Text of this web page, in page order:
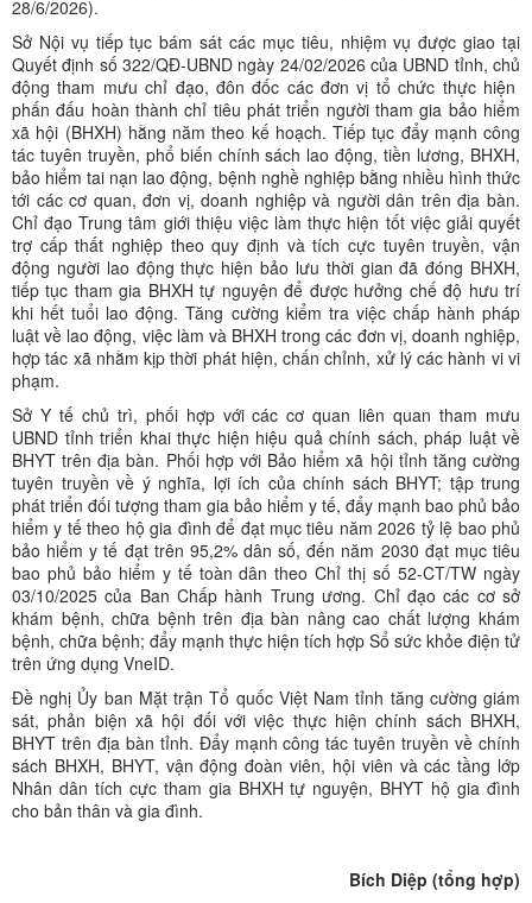
28/6/2026).
Sở Nội vụ tiếp tục bám sát các mục tiêu, nhiệm vụ được giao tại
Quyết định số 322/QĐ-UBND ngày 24/02/2026 của UBND tỉnh, chủ
động tham mưu chỉ đạo, đôn đốc các đơn vị tổ chức thực hiện
phấn đấu hoàn thành chỉ tiêu phát triển người tham gia bảo hiểm
xã hội (BHXH) hằng năm theo kế hoạch. Tiếp tục đẩy mạnh công
tác tuyên truyền, phổ biến chính sách lao động, tiền lương, BHXH,
bảo hiểm tai nạn lao động, bệnh nghề nghiệp bằng nhiều hình thức
tới các cơ quan, đơn vị, doanh nghiệp và người dân trên địa bàn.
Chỉ đạo Trung tâm giới thiệu việc làm thực hiện tốt việc giải quyết
trợ cấp thất nghiệp theo quy định và tích cực tuyên truyền, vận
động người lao động thực hiện bảo lưu thời gian đã đóng BHXH,
tiếp tục tham gia BHXH tự nguyện để được hưởng chế độ hưu trí
khi hết tuổi lao động. Tăng cường kiểm tra việc chấp hành pháp
luật về lao động, việc làm và BHXH trong các đơn vị, doanh nghiệp,
hợp tác xã nhằm kịp thời phát hiện, chấn chỉnh, xử lý các hành vi vi
phạm.
Sở Y tế chủ trì, phối hợp với các cơ quan liên quan tham mưu
UBND tỉnh triển khai thực hiện hiệu quả chính sách, pháp luật về
BHYT trên địa bàn. Phối hợp với Bảo hiểm xã hội tỉnh tăng cường
tuyên truyền về ý nghĩa, lợi ích của chính sách BHYT; tập trung
phát triển đối tượng tham gia bảo hiểm y tế, đẩy mạnh bao phủ bảo
hiểm y tế theo hộ gia đình để đạt mục tiêu năm 2026 tỷ lệ bao phủ
bảo hiểm y tế đạt trên 95,2% dân số, đến năm 2030 đạt mục tiêu
bao phủ bảo hiểm y tế toàn dân theo Chỉ thị số 52-CT/TW ngày
03/10/2025 của Ban Chấp hành Trung ương. Chỉ đạo các cơ sở
khám bệnh, chữa bệnh trên địa bàn nâng cao chất lượng khám
bệnh, chữa bệnh; đẩy mạnh thực hiện tích hợp Sổ sức khỏe điện tử
trên ứng dụng VneID.
Đề nghị Ủy ban Mặt trận Tổ quốc Việt Nam tỉnh tăng cường giám
sát, phản biện xã hội đối với việc thực hiện chính sách BHXH,
BHYT trên địa bàn tỉnh. Đẩy mạnh công tác tuyên truyền về chính
sách BHXH, BHYT, vận động đoàn viên, hội viên và các tầng lớp
Nhân dân tích cực tham gia BHXH tự nguyện, BHYT hộ gia đình
cho bản thân và gia đình.
Bích Diệp (tổng hợp)